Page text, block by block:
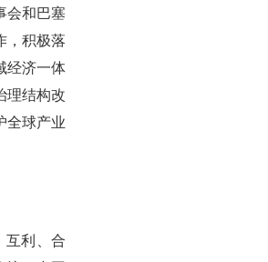
会和巴塞
，积极落
经济一体
理结构改
全球产业
互利、合